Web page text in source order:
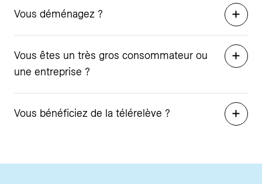
Vous déménagez ?
Vous êtes un très gros consommateur ou
une entreprise ?
Vous bénéficiez de la télérelève ?